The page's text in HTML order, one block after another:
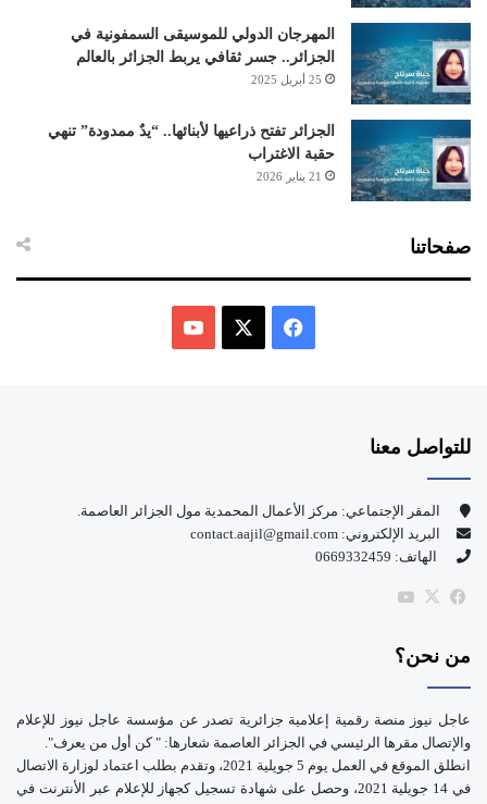
المهرجان الدولي للموسيقى السمفونية في
الجزائر.. جسر ثقافي يربط الجزائر بالعالم
25 أبريل 2025
الجزائر تفتح ذراعيها لأبنائها.. “يدٌ ممدودة” تنهي
حقبة الاغتراب
21 يناير 2026
صفحاتنا
و
ك
للتواصل معنا
المقر الإجتماعي: مركز الأعمال المحمدية مول الجزائر العاصمة.
البريد الإلكتروني: contact.aajil@gmail.com
الهاتف: 0669332459
فيسبوك
‫X
من نحن؟
عاجل نيوز منصة رقمية إعلامية جزائرية تصدر عن مؤسسة عاجل نيوز للإعلام
والإتصال مقرها الرئيسي في الجزائر العاصمة شعارها: " كن أول من يعرف".
انطلق الموقع في العمل يوم 5 جويلية 2021، وتقدم بطلب اعتماد لوزارة الاتصال
في 14 جويلية 2021، وحصل على شهادة تسجيل كجهاز للإعلام عبر الأنترنت في